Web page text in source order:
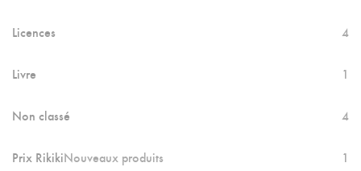
Licences 4
Livre 1
Non classé 4
Prix RikikiNouveaux produits 1